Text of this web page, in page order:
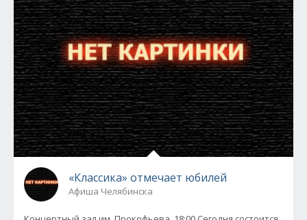
«Классика» отмечает юбилей
Афиша Челябинска